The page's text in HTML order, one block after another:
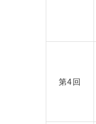
第4回